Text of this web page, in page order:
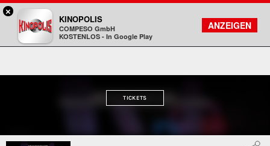
Kinopolis
FILMSUCHE
KONTO
TICKETS
×
KINOPOLIS
COMPESO GmbH
KOSTENLOS - In Google Play
ANZEIGEN